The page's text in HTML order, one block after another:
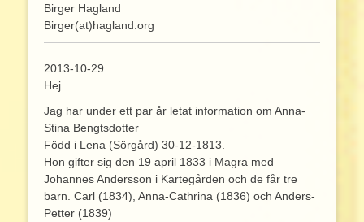
Birger Hagland
Birger(at)hagland.org
2013-10-29
Hej.
Jag har under ett par år letat information om Anna-
Stina Bengtsdotter
Född i Lena (Sörgård) 30-12-1813.
Hon gifter sig den 19 april 1833 i Magra med
Johannes Andersson i Kartegården och de får tre
barn. Carl (1834), Anna-Cathrina (1836) och Anders-
Petter (1839)